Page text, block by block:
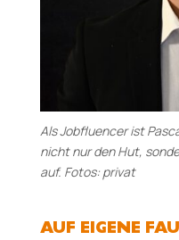
Als Jobfluencer ist
nicht nur den Hut,
auf. Fotos: privat
AUF EIGENE